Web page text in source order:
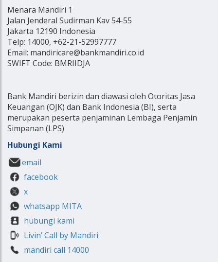
Menara Mandiri 1
Jalan Jenderal Sudirman Kav 54-55
Jakarta 12190 Indonesia
Telp: 14000, +62-21-52997777
Email: mandiricare@bankmandiri.co.id
SWIFT Code: BMRIIDJA
Bank Mandiri berizin dan diawasi oleh Otoritas Jasa
Keuangan (OJK) dan Bank Indonesia (BI), serta
merupakan peserta penjaminan Lembaga Penjamin
Simpanan (LPS)
Hubungi Kami
email
facebook
x
whatsapp MITA
hubungi kami
Livin’ Call by Mandiri
mandiri call 14000